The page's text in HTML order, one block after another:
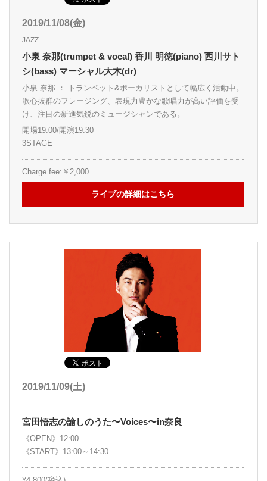
2019/11/08(金)
JAZZ
小泉 奈那(trumpet & vocal) 香川 明徳(piano) 西川サト
シ(bass) マーシャル大木(dr)
小泉 奈那 ： トランペット&ボーカリストとして幅広く活動中。
歌心抜群のフレージング、表現力豊かな歌唱力が高い評価を受
け、注目の新進気鋭のミュージシャンである。
開場19:00/開演19:30
3STAGE
Charge fee:￥2,000
ライブの詳細はこちら
2019/11/09(土)
宮田悟志の諭しのうた〜Voices〜in奈良
《OPEN》12:00
《START》13:00～14:30